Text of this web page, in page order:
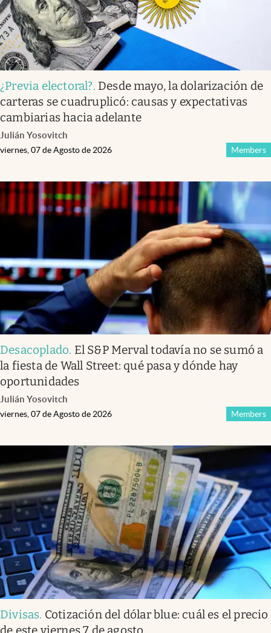
¿Previa electoral?. Desde mayo, la dolarización de
carteras se cuadruplicó: causas y expectativas
cambiarias hacia adelante
Julián Yosovitch
Members
viernes, 07 de Agosto de 2026
Desacoplado. El S&P Merval todavía no se sumó a
la fiesta de Wall Street: qué pasa y dónde hay
oportunidades
Julián Yosovitch
Members
viernes, 07 de Agosto de 2026
Divisas. Cotización del dólar blue: cuál es el precio
de este viernes 7 de agosto